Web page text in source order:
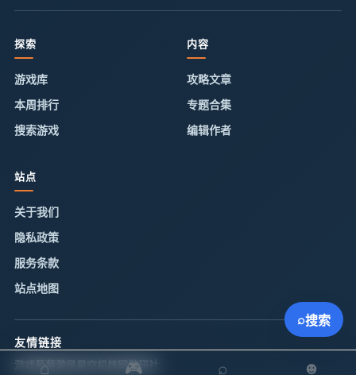
探索
游戏库
本周排行
搜索游戏
内容
攻略文章
专题合集
编辑作者
站点
关于我们
隐私政策
服务条款
站点地图
友情链接
游戏葡萄 机核网游研社
⌂ 🎮 ⌕ ☻
⌕搜索